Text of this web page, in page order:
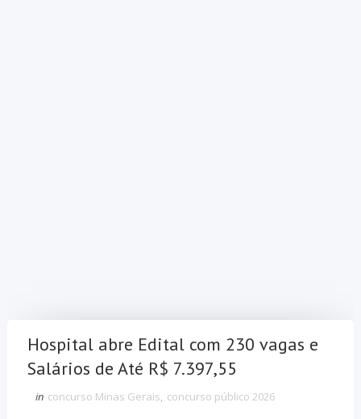
Hospital abre Edital com 230 vagas e
Salários de Até R$ 7.397,55
in concurso Minas Gerais, concurso público 2026